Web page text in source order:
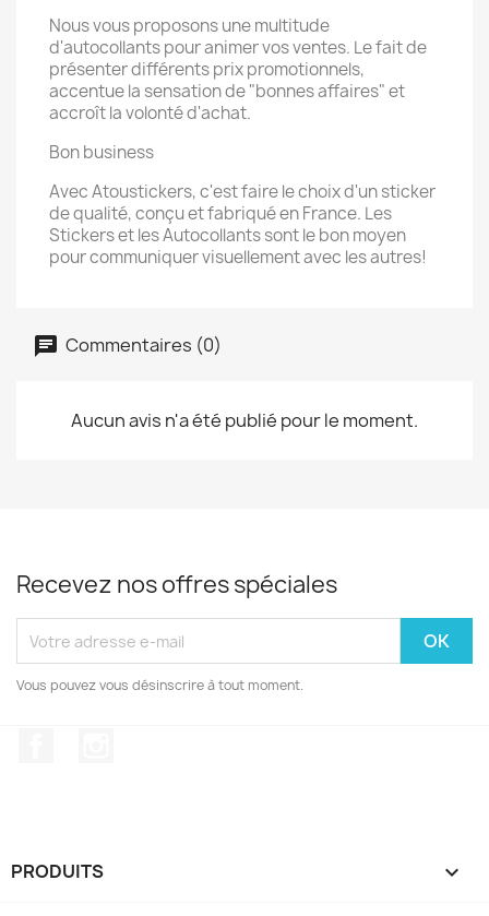
Nous vous proposons une multitude
d'autocollants pour animer vos ventes. Le fait de
présenter différents prix promotionnels,
accentue la sensation de "bonnes affaires" et
accroît la volonté d'achat.
Bon business
Avec Atoustickers, c'est faire le choix d'un sticker
de qualité, conçu et fabriqué en France. Les
Stickers et les Autocollants sont le bon moyen
pour communiquer visuellement avec les autres!
Commentaires (0)
Aucun avis n'a été publié pour le moment.
Recevez nos offres spéciales
Vous pouvez vous désinscrire à tout moment.
PRODUITS 